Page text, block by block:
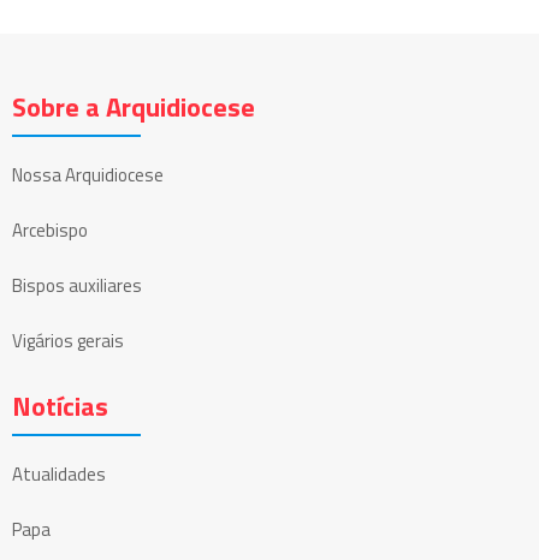
Sobre a Arquidiocese
Nossa Arquidiocese
Arcebispo
Bispos auxiliares
Vigários gerais
Notícias
Atualidades
Papa